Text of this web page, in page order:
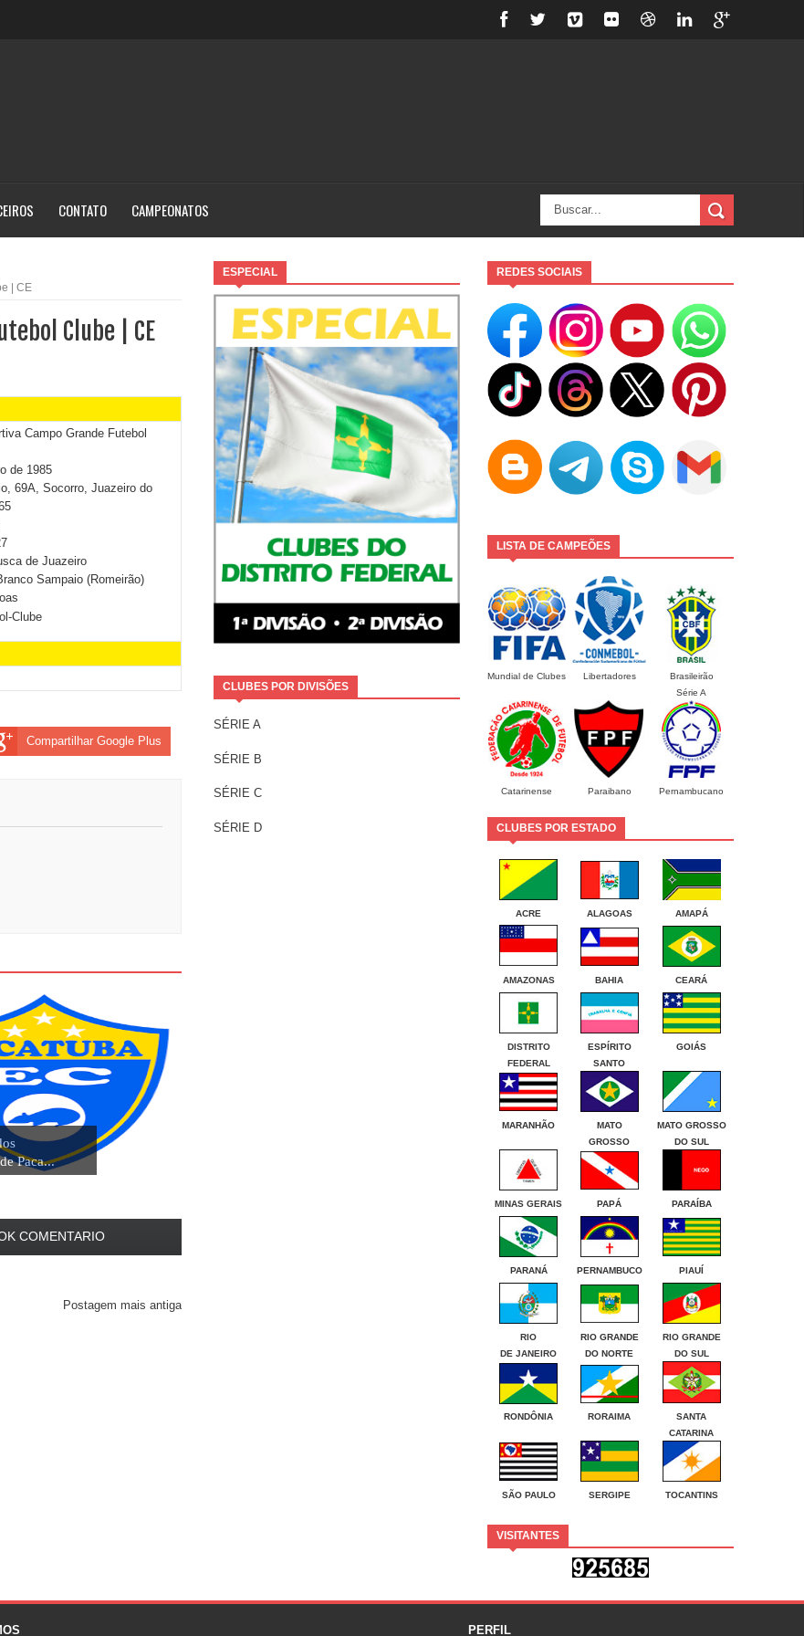
CONTATO CAMPEONATOS
ESPECIAL
CLUBES POR DIVISÕES
SÉRIE A
SÉRIE B
SÉRIE C
SÉRIE D
| CE
Clube | CE
Campo Grande Futebol
de 1985
69A, Socorro, Juazeiro do
de Juazeiro
Sampaio (Romeirão)
Clube
Compartilhar Google Plus
Paca...
COMENTARIO
Postagem mais antiga
REDES SOCIAIS
LISTA DE CAMPEÕES
Mundial de Clubes Libertadores
Brasileirão
Série A
Catarinense Paraibano Pernambucano
CLUBES POR ESTADO
ACRE ALAGOAS AMAPÁ
AMAZONAS BAHIA CEARÁ
DISTRITO
FEDERAL
ESPÍRITO
SANTO
GOIÁS
MARANHÃO
MATO
GROSSO
MATO GROSSO
DO SUL
MINAS GERAIS PAPÁ PARAÍBA
PARANÁ PERNAMBUCO PIAUÍ
RIO
DE JANEIRO
RIO GRANDE
DO NORTE
RIO GRANDE
DO SUL
RONDÔNIA RORAIMA
SANTA
CATARINA
SÃO PAULO SERGIPE TOCANTINS
VISITANTES
PERFIL